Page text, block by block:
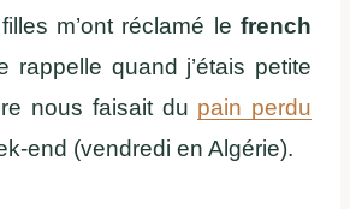
m’ont réclamé le french
rappelle quand j’étais petite
nous faisait du pain perdu
end (vendredi en Algérie).